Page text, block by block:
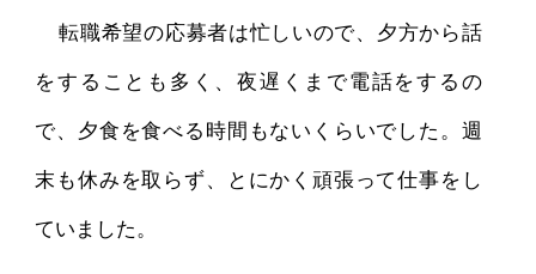
転職希望の応募者は忙しいので、夕方から話
をすることも多く、夜遅くまで電話をするの
で、夕食を食べる時間もないくらいでした。週
末も休みを取らず、とにかく頑張って仕事をし
ていました。